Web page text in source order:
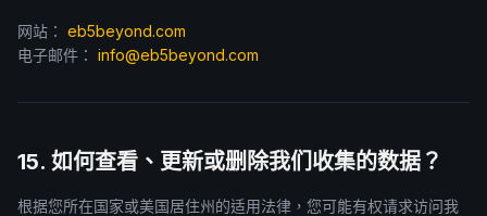
网站： eb5beyond.com
电子邮件： info@eb5beyond.com
15. 如何查看、更新或删除我们收集的数据？
根据您所在国家或美国居住州的适用法律，您可能有权请求访问我